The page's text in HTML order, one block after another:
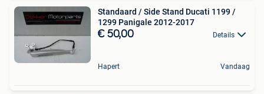
Standaard / Side Stand Ducati 1199 /
1299 Panigale 2012-2017
€ 50,00 Details
Hapert Vandaag